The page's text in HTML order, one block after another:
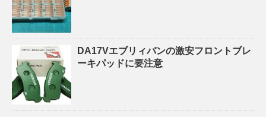
DA17Vエブリィバンの激安フロントブレ
ーキパッドに要注意